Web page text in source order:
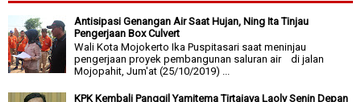
Antisipasi Genangan Air Saat Hujan, Ning Ita Tinjau
Pengerjaan Box Culvert
Wali Kota Mojokerto Ika Puspitasari saat meninjau
pengerjaan proyek pembangunan saluran air di jalan
Mojopahit, Jum'at (25/10/2019) ...
KPK Kembali Panggil Yamitema Tirtajaya Laoly Senin Depan